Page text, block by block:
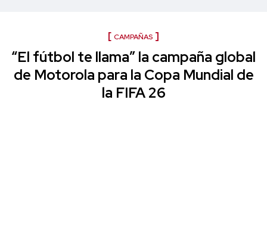
CAMPAÑAS
“El fútbol te llama” la campaña global
de Motorola para la Copa Mundial de
la FIFA 26